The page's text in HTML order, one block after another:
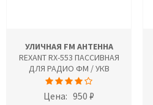
УЛИЧНАЯ FM АНТЕННА
REXANT RX-553 ПАССИВНАЯ
ДЛЯ РАДИО ФМ / УКВ
Цена: 950 ₽